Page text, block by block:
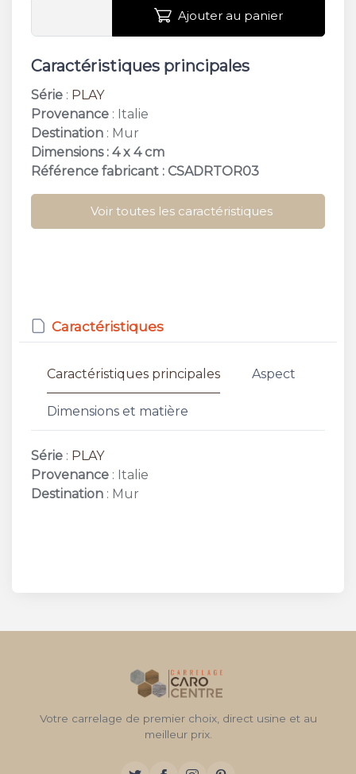
Ajouter au panier
Caractéristiques principales
Série : PLAY
Provenance : Italie
Destination : Mur
Dimensions : 4 x 4 cm
Référence fabricant : CSADRTOR03
Voir toutes les caractéristiques
Caractéristiques
Caractéristiques principales Aspect
Dimensions et matière
Série : PLAY
Provenance : Italie
Destination : Mur
Votre carrelage de premier choix, direct usine et au
meilleur prix.